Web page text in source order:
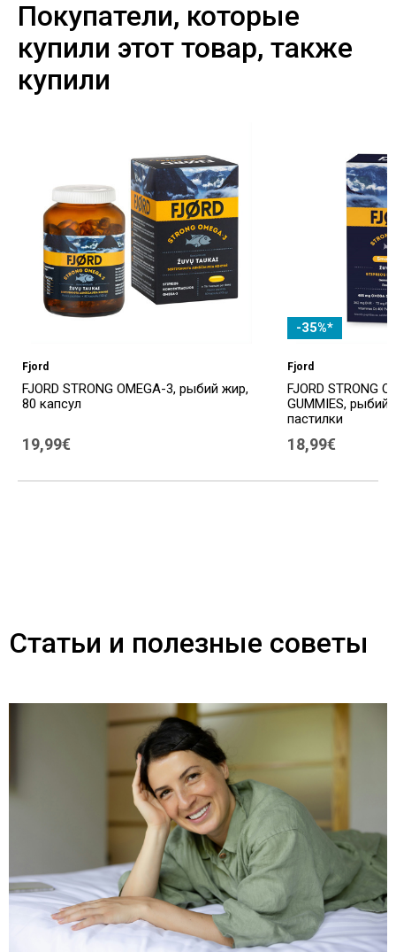
Покупатели, которые
купили этот товар, также
купили
Fjord
FJORD STRONG OMEGA-3, рыбий жир,
80 капсул
19,99€
-35%*
Fjord
FJORD STRONG
GUMMIES,
пастилки
18,99€
Статьи и полезные советы